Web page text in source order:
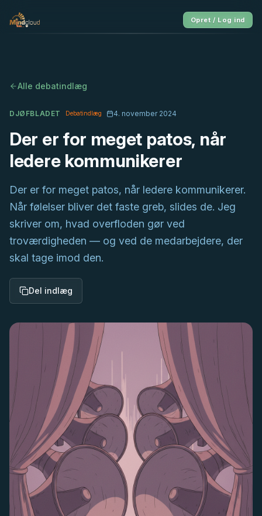
Opret / Log ind
Alle debatindlæg
DJØFBLADET Debatindlæg 4. november 2024
Der er for meget patos, når
ledere kommunikerer
Der er for meget patos, når ledere kommunikerer.
Når følelser bliver det faste greb, slides de. Jeg
skriver om, hvad overfloden gør ved
troværdigheden — og ved de medarbejdere, der
skal tage imod den.
Del indlæg